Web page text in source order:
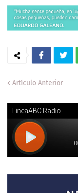
Artículo Anterior